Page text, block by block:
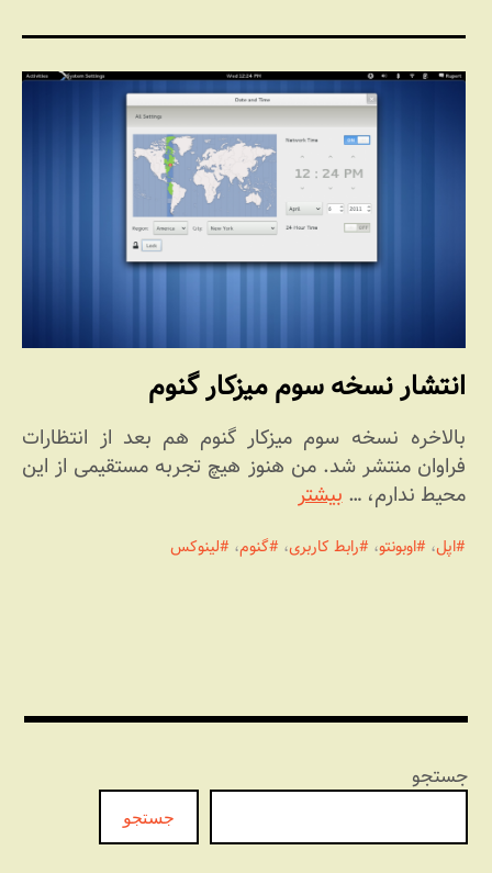
انتشار نسخه سوم میزکار گنوم
بالاخره نسخه سوم میزکار گنوم هم بعد از انتظارات
فراوان منتشر شد. من هنوز هیچ تجربه مستقیمی از این
محیط ندارم، …بیشتر
اپل، اوبونتو، رابط کاربری، گنوم، لینوکس
جستجو
جستجو